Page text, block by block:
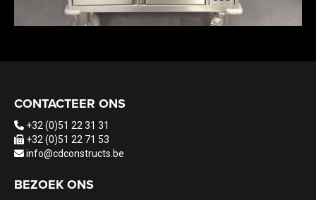
CONTACTEER ONS
+32 (0)51 22 31 31
+32 (0)51 22 71 53
info@cdconstructs.be
BEZOEK ONS